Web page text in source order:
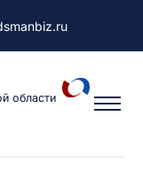
области